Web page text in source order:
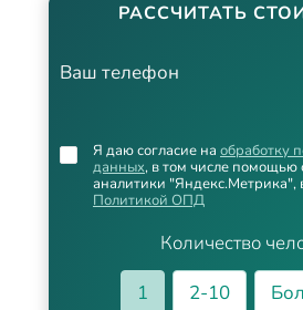
РАССЧИТАТЬ
Ваш телефон
Количество
1
2-10
Я даю согласие на обработку
данных, в том числе помощью
аналитики "Яндекс.Метрика",
Политикой ОПД